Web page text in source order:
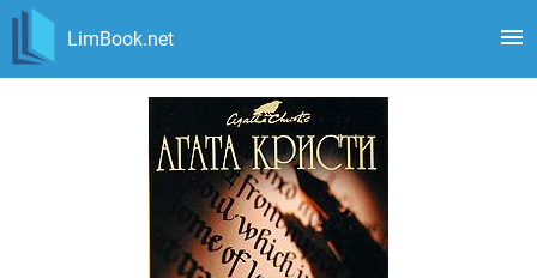
LimBook.net